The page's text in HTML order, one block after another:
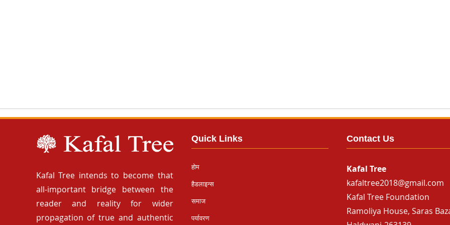
Kafal Tree intends to become that
all-important bridge between the
reader and reality for wider
propagation of true and authentic
Quick Links
होम
हैडलाइन्स
समाज
पर्यावरण
Contact Us
Kafal Tree
kafaltree2018@gmail.com
Kafal Tree Foundation
Ramoliya House, Saras